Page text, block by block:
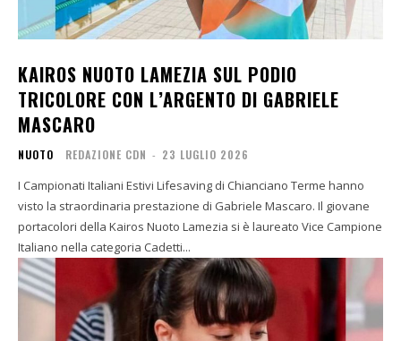
KAIROS NUOTO LAMEZIA SUL PODIO
TRICOLORE CON L’ARGENTO DI GABRIELE
MASCARO
NUOTO REDAZIONE CDN - 23 LUGLIO 2026
I Campionati Italiani Estivi Lifesaving di Chianciano Terme hanno
visto la straordinaria prestazione di Gabriele Mascaro. Il giovane
portacolori della Kairos Nuoto Lamezia si è laureato Vice Campione
Italiano nella categoria Cadetti...